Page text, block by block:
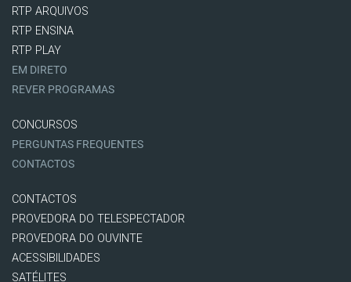
RTP ARQUIVOS
RTP ENSINA
RTP PLAY
EM DIRETO
REVER PROGRAMAS
CONCURSOS
PERGUNTAS FREQUENTES
CONTACTOS
CONTACTOS
PROVEDORA DO TELESPECTADOR
PROVEDORA DO OUVINTE
ACESSIBILIDADES
SATÉLITES